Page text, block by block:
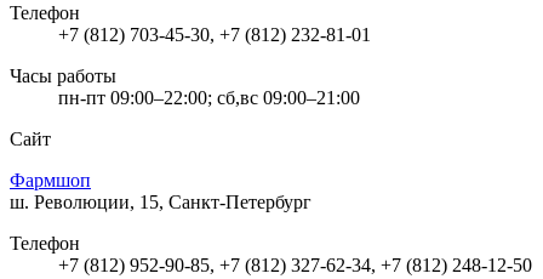
Телефон
+7 (812) 703-45-30, +7 (812) 232-81-01
Часы работы
пн-пт 09:00–22:00; сб,вс 09:00–21:00
Сайт
Фармшоп
ш. Революции, 15, Санкт-Петербург
Телефон
+7 (812) 952-90-85, +7 (812) 327-62-34, +7 (812) 248-12-50